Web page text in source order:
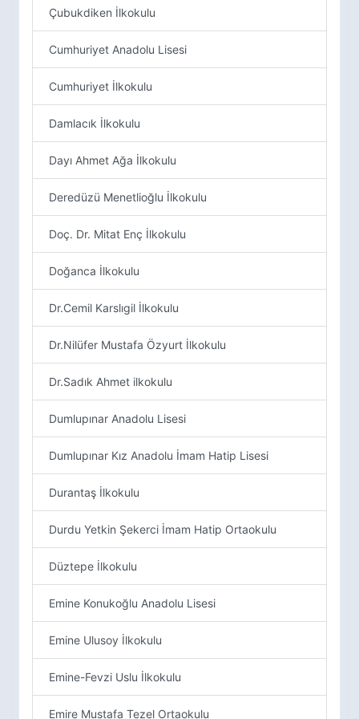
Çubukdiken İlkokulu
Cumhuriyet Anadolu Lisesi
Cumhuriyet İlkokulu
Damlacık İlkokulu
Dayı Ahmet Ağa İlkokulu
Deredüzü Menetlioğlu İlkokulu
Doç. Dr. Mitat Enç İlkokulu
Doğanca İlkokulu
Dr.Cemil Karslıgil İlkokulu
Dr.Nilüfer Mustafa Özyurt İlkokulu
Dr.Sadık Ahmet ilkokulu
Dumlupınar Anadolu Lisesi
Dumlupınar Kız Anadolu İmam Hatip Lisesi
Durantaş İlkokulu
Durdu Yetkin Şekerci İmam Hatip Ortaokulu
Düztepe İlkokulu
Emine Konukoğlu Anadolu Lisesi
Emine Ulusoy İlkokulu
Emine-Fevzi Uslu İlkokulu
Emire Mustafa Tezel Ortaokulu